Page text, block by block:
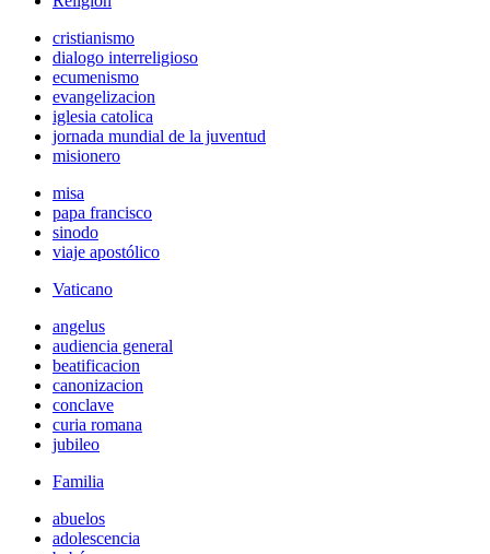
cristianismo
dialogo interreligioso
ecumenismo
evangelizacion
iglesia catolica
jornada mundial de la juventud
misionero
misa
papa francisco
sinodo
viaje apostólico
Vaticano
angelus
audiencia general
beatificacion
canonizacion
conclave
curia romana
jubileo
Familia
abuelos
adolescencia